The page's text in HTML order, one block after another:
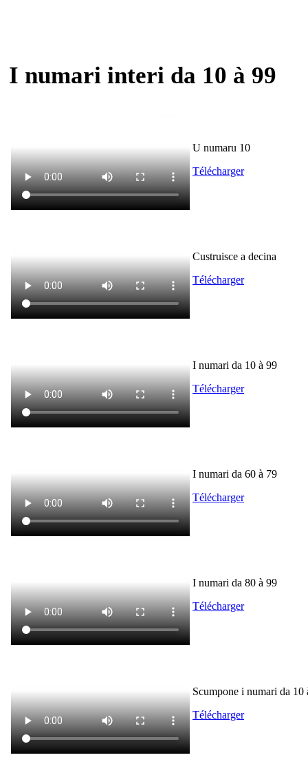
I numari interi da 10 à 99
U numaru 10
Télécharger
Custruisce a decina
Télécharger
I numari da 10 à 99
Télécharger
I numari da 60 à 79
Télécharger
I numari da 80 à 99
Télécharger
Scumpone i numari da 10
Télécharger